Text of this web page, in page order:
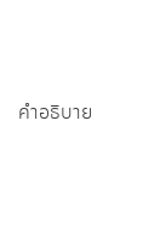
คำอธิบาย